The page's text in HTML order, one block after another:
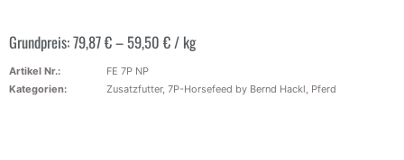
Grundpreis:79,87€–59,50€/ kg
Artikel Nr.:
FE 7P NP
Kategorien:
Zusatzfutter, 7P-Horsefeed by Bernd Hackl, Pferd